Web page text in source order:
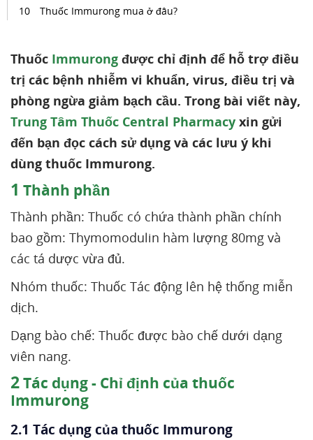
Thuốc Immurong mua ở đâu?
Thuốc Immurong được chỉ định để hỗ trợ điều
trị các bệnh nhiễm vi khuẩn, virus, điều trị và
phòng ngừa giảm bạch cầu. Trong bài viết này,
Trung Tâm Thuốc Central Pharmacy xin gửi
đến bạn đọc cách sử dụng và các lưu ý khi
dùng thuốc Immurong.
1 Thành phần
Thành phần: Thuốc có chứa thành phần chính
bao gồm: Thymomodulin hàm lượng 80mg và
các tá dược vừa đủ.
Nhóm thuốc: Thuốc Tác động lên hệ thống miễn
dịch.
Dạng bào chế: Thuốc được bào chế dưới dạng
viên nang.
2Tác dụng - Chỉ định của thuốc
Immurong
2.1 Tác dụng của thuốc Immurong